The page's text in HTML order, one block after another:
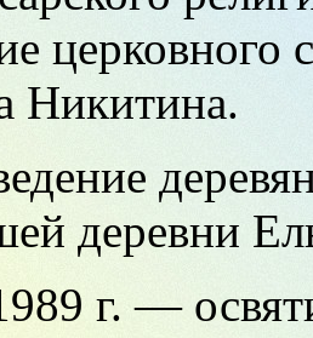
церковного
Никитина.
деревни
г. —